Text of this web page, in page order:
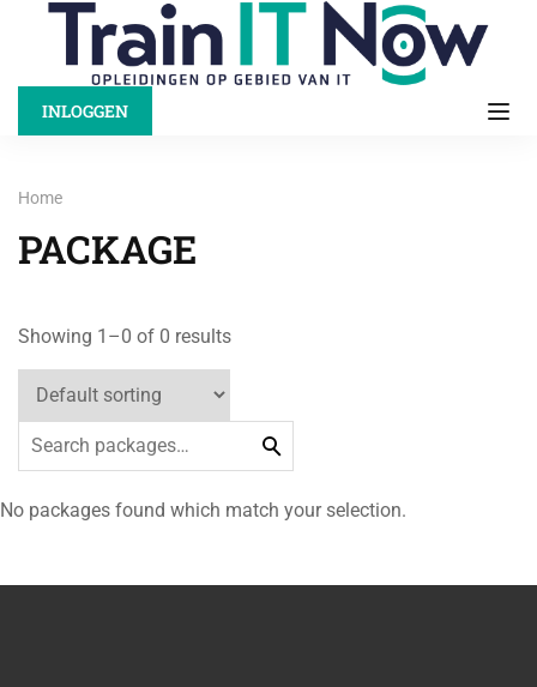
INLOGGEN
Home
PACKAGE
Showing 1–0 of 0 results
No packages found which match your selection.